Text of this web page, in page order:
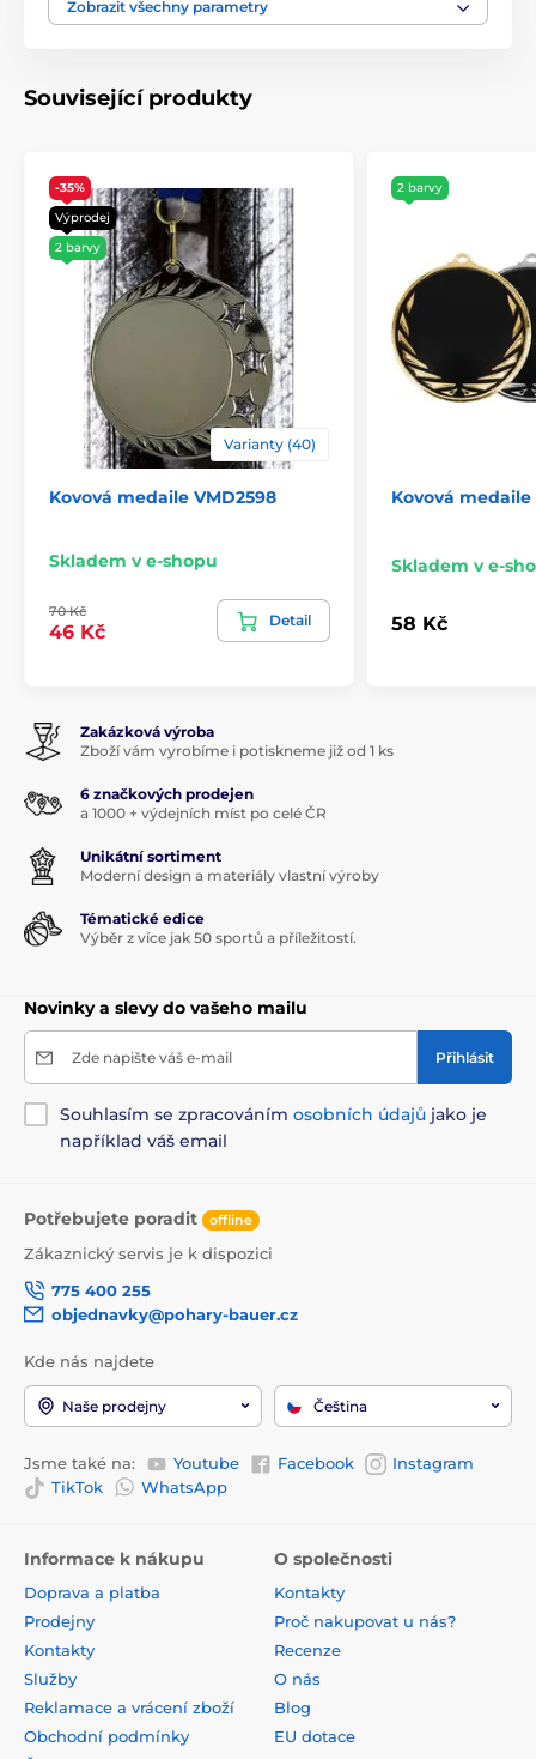
Typ ocenění Medaile
Materiál
Zobrazit všechny parametry
Související produkty
-35%
Výprodej
2 barvy
Varianty (40)
Kovová medaile VMD2598
Skladem v e-shopu
70 Kč
46 Kč
Detail
2 barvy
Kovová
Skladem v e-
58 Kč
Zakázková výroba
Zboží vám vyrobíme i potiskneme již od 1 ks
6 značkových prodejen
a 1000 + výdejních míst po celé ČR
Unikátní sortiment
Moderní design a materiály vlastní výroby
Tématické edice
Výběr z více jak 50 sportů a příležitostí.
Novinky a slevy do vašeho mailu
Zde napište váš e-mail Přihlásit
Souhlasím se zpracováním osobních údajů jako je
například váš email
Potřebujete poradit offline
Zákaznický servis je k dispozici
775 400 255
objednavky@pohary-bauer.cz
Kde nás najdete
Naše prodejny Čeština
Jsme také na: Youtube Facebook
Instagram
TikTok
WhatsApp
Informace k nákupu
Doprava a platba
Prodejny
Kontakty
Služby
Reklamace a vrácení zboží
Obchodní podmínky
O společnosti
Kontakty
Proč nakupovat u nás?
Recenze
O nás
Blog
EU dotace